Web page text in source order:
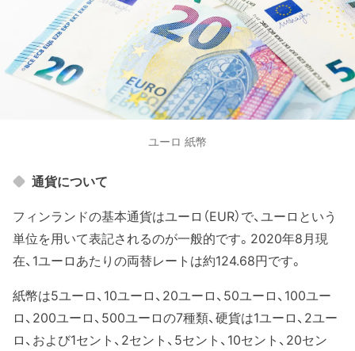
ユーロ 紙幣
通貨について
フィンランドの基本通貨はユーロ（EUR）で、ユーロという
単位を用いて表記されるのが一般的です。2020年8月現
在、1ユーロあたりの両替レートは約124.68円です。
紙幣は5ユーロ、10ユーロ、20ユーロ、50ユーロ、100ユー
ロ、200ユーロ、500ユーロの7種類、硬貨は1ユーロ、2ユー
ロ、および1セント、2セント、5セント、10セント、20セン